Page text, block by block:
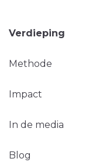
Verdieping
Methode
Impact
In de media
Blog